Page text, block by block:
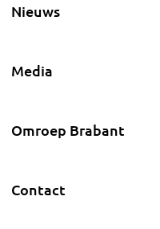
Nieuws
Media
Omroep Brabant
Contact